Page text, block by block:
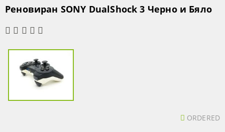
Реновиран SONY DualShock 3 Черно и Бяло
ORDERED